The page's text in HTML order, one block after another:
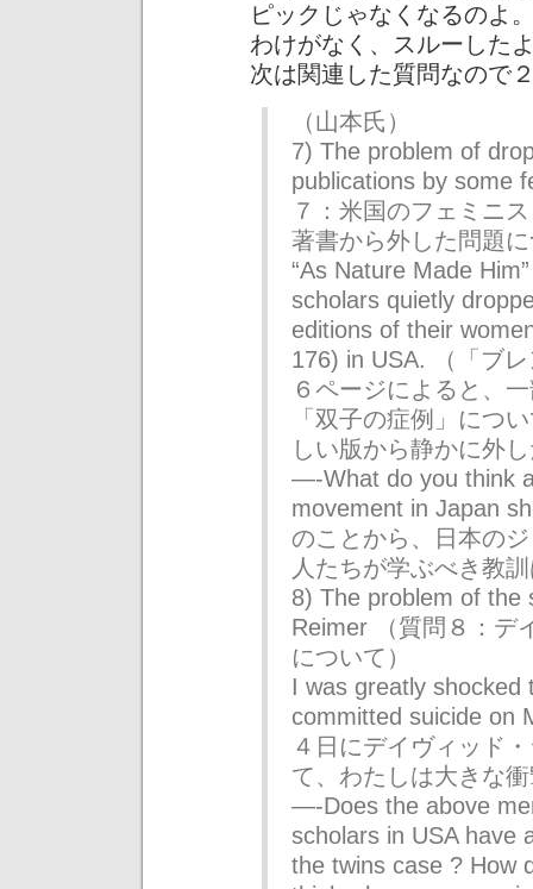
ピックじゃなくなるのよ
わけがなく、スルーした
次は関連した質問なので
（山本氏）
7) The problem of
publications by some
７：米国のフェミニ
著書から外した問題
“As Nature Made
scholars quietly
editions of their
176) in USA. （「ブ
６ページによると、
「双子の症例」につ
しい版から静かに外
—-What do you think
movement in Japan
のことから、日本の
人たちが学ぶべき教
8) The problem of the
Reimer （質問８：デ
について）
I was greatly shocked
committed suicide on
４日にデイヴィッド
て、わたしは大きな
—-Does the above
scholars in USA have
the twins case ? How